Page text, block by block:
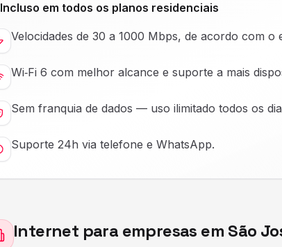
Incluso em todos os planos residenciais
Velocidades de 30 a 1000 Mbps, de acordo com o
Wi‑Fi 6 com melhor alcance e suporte a mais
Sem franquia de dados — uso ilimitado todos os
Suporte 24h via telefone e WhatsApp.
Internet para empresas em São